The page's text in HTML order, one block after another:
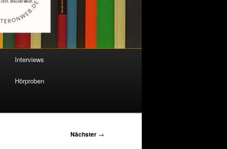
Interviews
Hörproben
Nächster →